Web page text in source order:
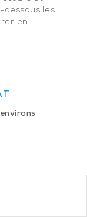
dessous les
en